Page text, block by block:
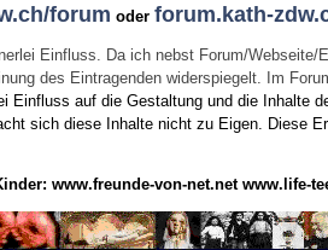
forum oderforum.kath-
Einfluss. Da ich nebst Forum/
des Eintragenden widerspiegelt. Im
auf die Gestaltung und die Inhalte
sich diese Inhalte nicht zu Eigen. Diese
www.freunde-von-net.net www.life-